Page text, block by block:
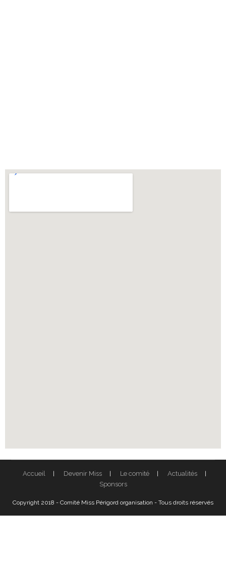
Accueil Devenir Miss Le comité
Actualités
Sponsors
Copyright 2018 - Comité Miss Périgord organisation - Tous droits réservés